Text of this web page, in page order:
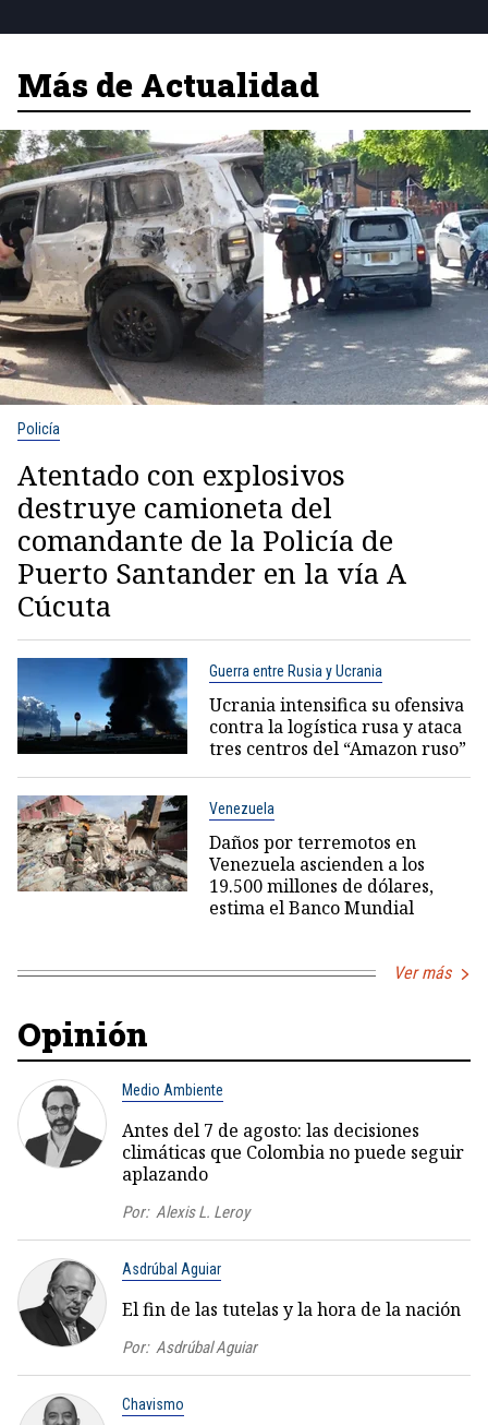
Más de Actualidad
Policía
Atentado con explosivos
destruye camioneta del
comandante de la Policía de
Puerto Santander en la vía A
Cúcuta
Guerra entre Rusia y Ucrania
Ucrania intensifica su ofensiva
contra la logística rusa y ataca
tres centros del “Amazon ruso”
Venezuela
Daños por terremotos en
Venezuela ascienden a los
19.500 millones de dólares,
estima el Banco Mundial
Ver más
Opinión
Medio Ambiente
Antes del 7 de agosto: las decisiones
climáticas que Colombia no puede seguir
aplazando
Por: Alexis L. Leroy
Asdrúbal Aguiar
El fin de las tutelas y la hora de la nación
Por: Asdrúbal Aguiar
Chavismo